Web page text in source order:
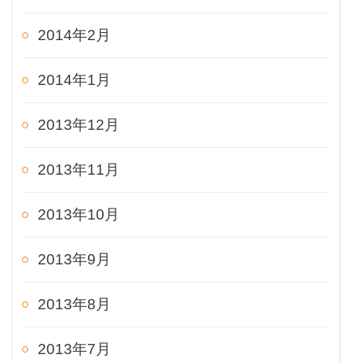
2014年2月
2014年1月
2013年12月
2013年11月
2013年10月
2013年9月
2013年8月
2013年7月